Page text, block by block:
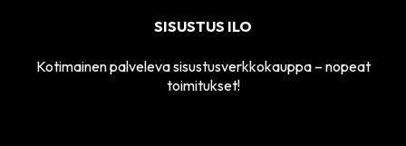
SISUSTUS ILO
Kotimainen palveleva sisustusverkkokauppa – nopeat
toimitukset!